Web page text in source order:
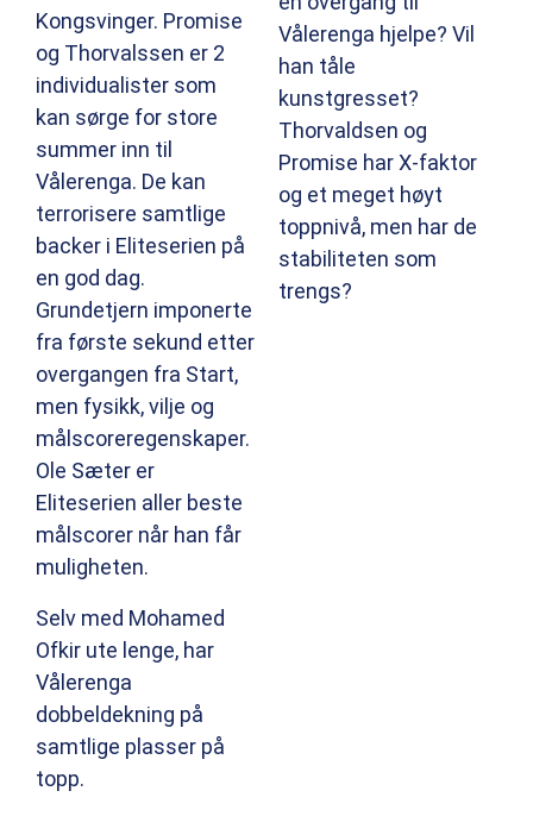
Kongsvinger. Promise
og Thorvalssen er 2
individualister som
kan sørge for store
summer inn til
Vålerenga. De kan
terrorisere samtlige
backer i Eliteserien på
en god dag.
Grundetjern imponerte
fra første sekund etter
overgangen fra Start,
men fysikk, vilje og
målscoreregenskaper.
Ole Sæter er
Eliteserien aller beste
målscorer når han får
muligheten.
Selv med Mohamed
Ofkir ute lenge, har
Vålerenga
dobbeldekning på
samtlige plasser på
topp.
Vålerenga hjelpe? Vil
han tåle
kunstgresset?
Thorvaldsen og
Promise har X-faktor
og et meget høyt
toppnivå, men har de
stabiliteten som
trengs?